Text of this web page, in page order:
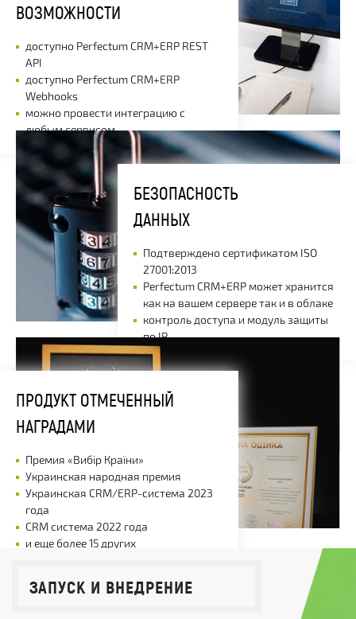
ВОЗМОЖНОСТИ
доступно Perfectum CRM+ERP REST
API
доступно Perfectum CRM+ERP
Webhooks
можно провести интеграцию с
любым сервисом
БЕЗОПАСНОСТЬ
ДАННЫХ
Подтверждено сертификатом ISO
27001:2013
Perfectum CRM+ERP может хранится
как на вашем сервере так и в облаке
контроль доступа и модуль защиты
по IP
ПРОДУКТ ОТМЕЧЕННЫЙ
НАГРАДАМИ
Премия «Вибір Країни»
Украинская народная премия
Украинская CRM/ERP-система 2023
года
CRM система 2022 года
и еще более 15 других
ЗАПУСК И ВНЕДРЕНИЕ